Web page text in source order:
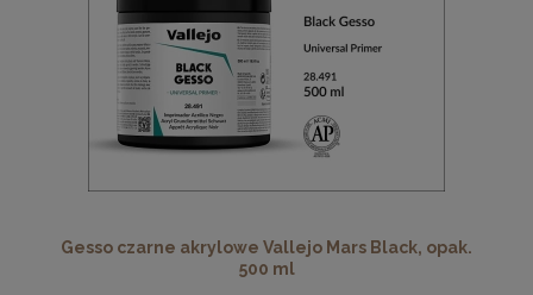
Gesso czarne akrylowe Vallejo Mars Black, opak.
500 ml